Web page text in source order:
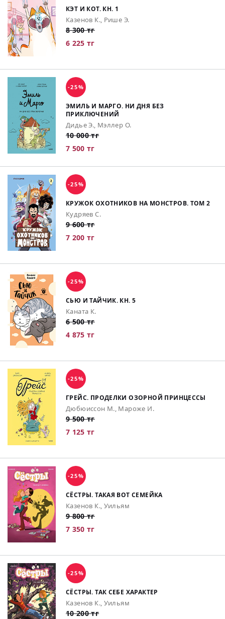
КЭТ И КОТ. КН. 1
Казенов К., Рише Э.
8 300 тг
6 225 тг
-25%
ЭМИЛЬ И МАРГО. НИ ДНЯ БЕЗ
ПРИКЛЮЧЕНИЙ
Дидье Э., Мэллер О.
10 000 тг
7 500 тг
-25%
КРУЖОК ОХОТНИКОВ НА МОНСТРОВ. ТОМ 2
Кудряев С.
9 600 тг
7 200 тг
-25%
СЬЮ И ТАЙЧИК. КН. 5
Каната К.
6 500 тг
4 875 тг
-25%
ГРЕЙС. ПРОДЕЛКИ ОЗОРНОЙ ПРИНЦЕССЫ
Дюбюиссон М., Мароже И.
9 500 тг
7 125 тг
-25%
СЁСТРЫ. ТАКАЯ ВОТ СЕМЕЙКА
Казенов К., Уильям
9 800 тг
7 350 тг
-25%
СЁСТРЫ. ТАК СЕБЕ ХАРАКТЕР
Казенов К., Уильям
10 200 тг